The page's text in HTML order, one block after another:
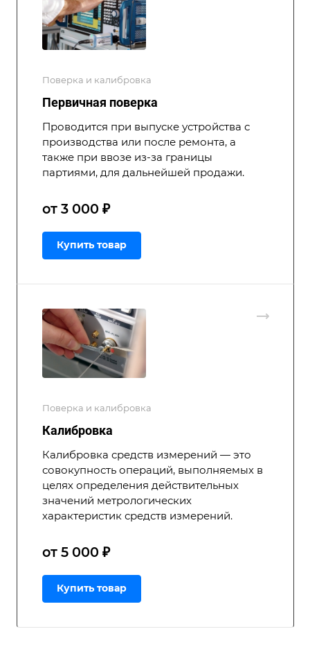
Поверка и калибровка
Первичная поверка
Проводится при выпуске устройства с
производства или после ремонта, а
также при ввозе из-за границы
партиями, для дальнейшей продажи.
от 3 000 ₽
Купить товар
Поверка и калибровка
Калибровка
Калибровка средств измерений — это
совокупность операций, выполняемых в
целях определения действительных
значений метрологических
характеристик средств измерений.
от 5 000 ₽
Купить товар